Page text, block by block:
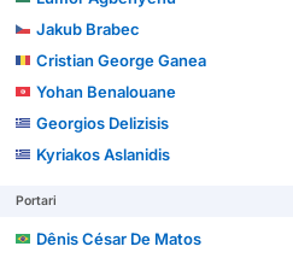
Jakub Brabec
Cristian George Ganea
Yohan Benalouane
Georgios Delizisis
Kyriakos Aslanidis
Portari
Dênis César De Matos